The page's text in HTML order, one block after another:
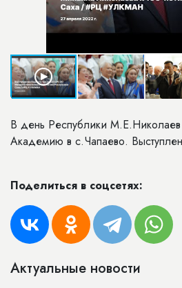
В день Республики
Академию в с.Чапаево.
Поделиться в соцсетях:
Актуальные новости